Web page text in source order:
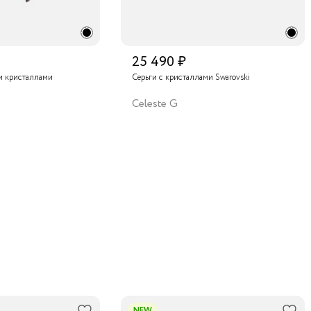
кристаллами
25 490 ₽
Серьги с кристаллами Swarovski
Celeste G